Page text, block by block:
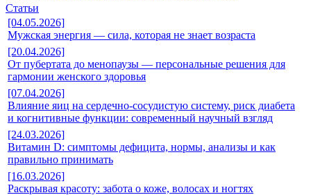
Статьи
[04.05.2026]
Мужская энергия — сила, которая не знает возраста
[20.04.2026]
От пубертата до менопаузы — персональные решения для
гармонии женского здоровья
[07.04.2026]
Влияние яиц на сердечно-сосудистую систему, риск диабета
и когнитивные функции: современный научный взгляд
[24.03.2026]
Витамин D: симптомы дефицита, нормы, анализы и как
правильно принимать
[16.03.2026]
Раскрывая красоту: забота о коже, волосах и ногтях